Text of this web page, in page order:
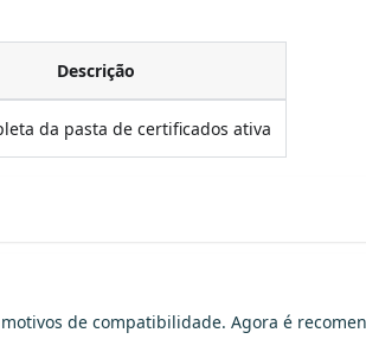
Descrição
da pasta de certificados ativa
de compatibilidade. Agora é